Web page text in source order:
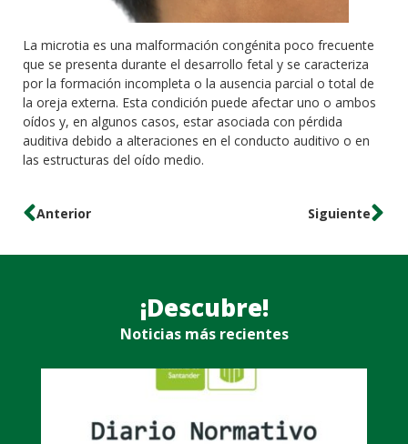
La microtia es una malformación congénita poco frecuente
que se presenta durante el desarrollo fetal y se caracteriza
por la formación incompleta o la ausencia parcial o total de
la oreja externa. Esta condición puede afectar uno o ambos
oídos y, en algunos casos, estar asociada con pérdida
auditiva debido a alteraciones en el conducto auditivo o en
las estructuras del oído medio.
Anterior Siguiente
¡Descubre!
Noticias más recientes